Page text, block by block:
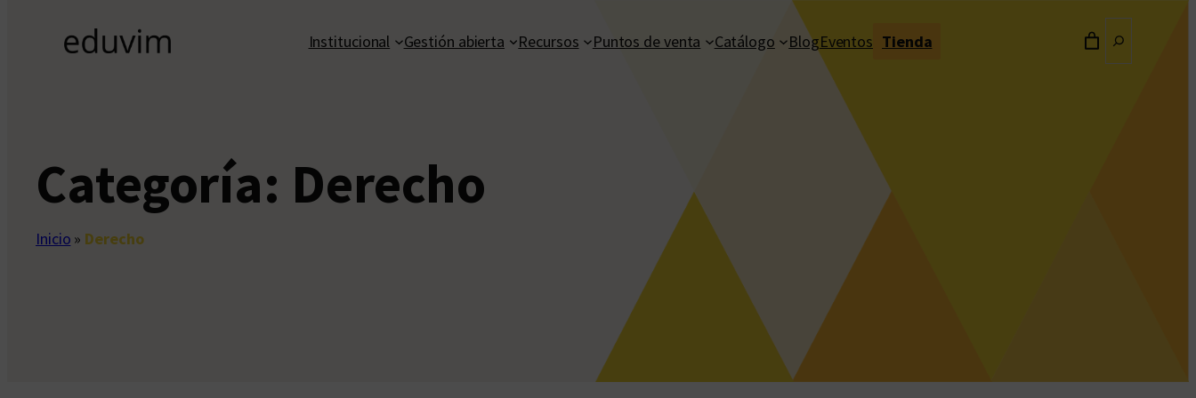
Institucional Gestión abierta Recursos Puntos de venta Catálogo BlogEventos Tienda
Categoría: Derecho
Inicio » Derecho